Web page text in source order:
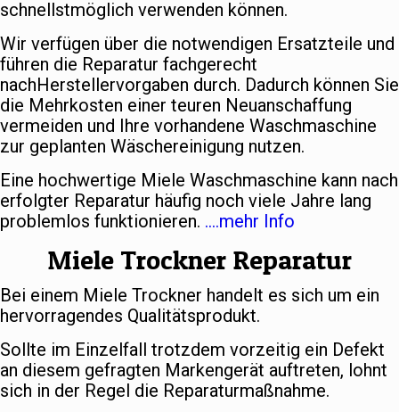
schnellstmöglich verwenden können.
Wir verfügen über die notwendigen Ersatzteile und
führen die Reparatur fachgerecht
nachHerstellervorgaben durch. Dadurch können Sie
die Mehrkosten einer teuren Neuanschaffung
vermeiden und Ihre vorhandene Waschmaschine
zur geplanten Wäschereinigung nutzen.
Eine hochwertige Miele Waschmaschine kann nach
erfolgter Reparatur häufig noch viele Jahre lang
problemlos funktionieren. ….mehr Info
Miele Trockner Reparatur
Bei einem Miele Trockner handelt es sich um ein
hervorragendes Qualitätsprodukt.
Sollte im Einzelfall trotzdem vorzeitig ein Defekt
an diesem gefragten Markengerät auftreten, lohnt
sich in der Regel die Reparaturmaßnahme.